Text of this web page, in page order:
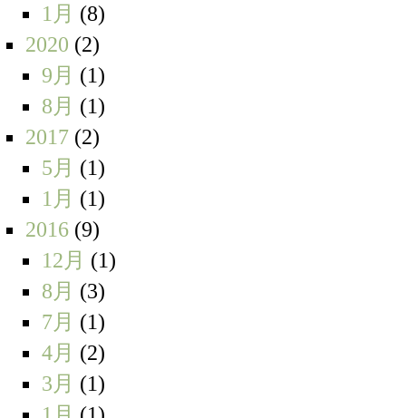
1月 (8)
2020 (2)
9月 (1)
8月 (1)
2017 (2)
5月 (1)
1月 (1)
2016 (9)
12月 (1)
8月 (3)
7月 (1)
4月 (2)
3月 (1)